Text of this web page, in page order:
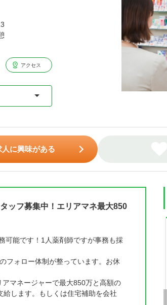
アクセス
人に興味がある
ッフ募集中！エリアマネ最大850
可能です！1人薬剤師ですが事務も採
フォロー体制が整っています。お休
マネージャーで最大850万と高額の
します。もしくは住宅補助を会社